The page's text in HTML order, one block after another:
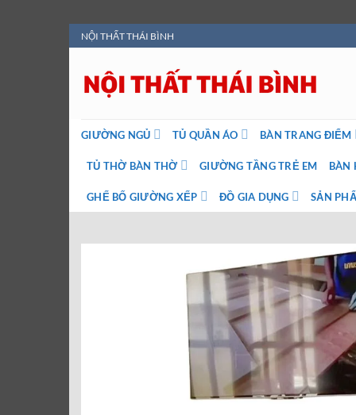
Bỏ
qua
nội
dung
NỘI THẤT THÁI BÌNH
GIƯỜNG NGỦ TỦ QUẦN ÁO BÀN TRANG ĐIỂM
TỦ THỜ BÀN THỜ GIƯỜNG TẦNG TRẺ EM BÀN
GHẾ BỐ GIƯỜNG XẾP ĐỒ GIA DỤNG SẢN